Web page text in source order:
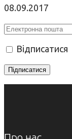
08.09.2017
Відписатися